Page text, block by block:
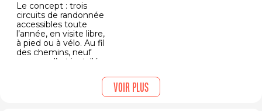
Le concept : trois
circuits de randonnée
accessibles toute
l’année, en visite libre,
à pied ou à vélo. Au fil
des chemins, neuf
œuvres d’art installées
Voir plus